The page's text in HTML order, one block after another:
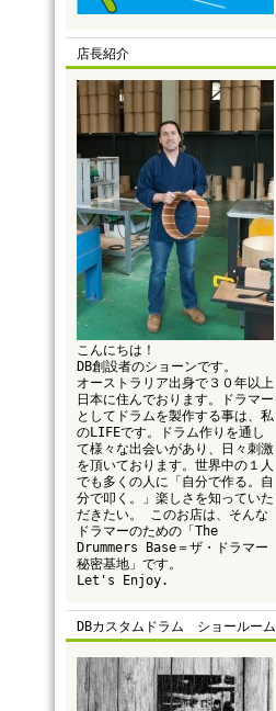
店長紹介
こんにちは！
DB創設者のショーンです。
オーストラリア出身で３０年以上
日本に住んでおります。ドラマー
としてドラムを製作する事は、私
のLIFEです。ドラム作りを通し
て様々な出会いがあり、日々刺激
を頂いております。世界中の１人
でも多くの人に「自分で作る。自
分で叩く。」楽しさを知っていた
だきたい。 このお店は、そんな
ドラマーのための「The
Drummers Base＝ザ・ドラマー
秘密基地」です。
Let's Enjoy.
DBカスタムドラム ショールーム